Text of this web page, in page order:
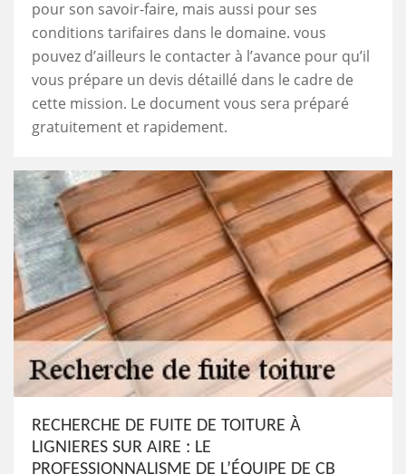
pour son savoir-faire, mais aussi pour ses
conditions tarifaires dans le domaine. vous
pouvez d’ailleurs le contacter à l’avance pour qu’il
vous prépare un devis détaillé dans le cadre de
cette mission. Le document vous sera préparé
gratuitement et rapidement.
RECHERCHE DE FUITE DE TOITURE À
LIGNIERES SUR AIRE : LE
PROFESSIONNALISME DE L’ÉQUIPE DE CB